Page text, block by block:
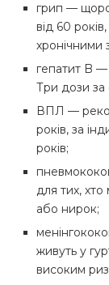
грип —
від 60
хронічними
гепатит B
Три дози за
ВПЛ —
років, за
років;
для тих, хто
або нирок;
живуть у
високим